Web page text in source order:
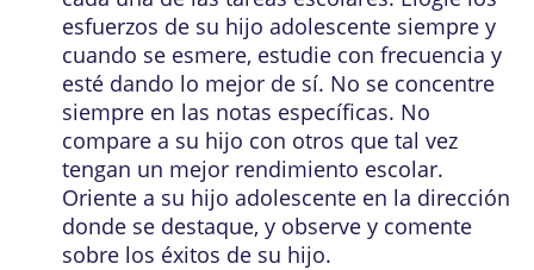
esfuerzos de su hijo adolescente siempre y
cuando se esmere, estudie con frecuencia y
esté dando lo mejor de sí. No se concentre
siempre en las notas específicas. No
compare a su hijo con otros que tal vez
tengan un mejor rendimiento escolar.
Oriente a su hijo adolescente en la dirección
donde se destaque, y observe y comente
sobre los éxitos de su hijo.